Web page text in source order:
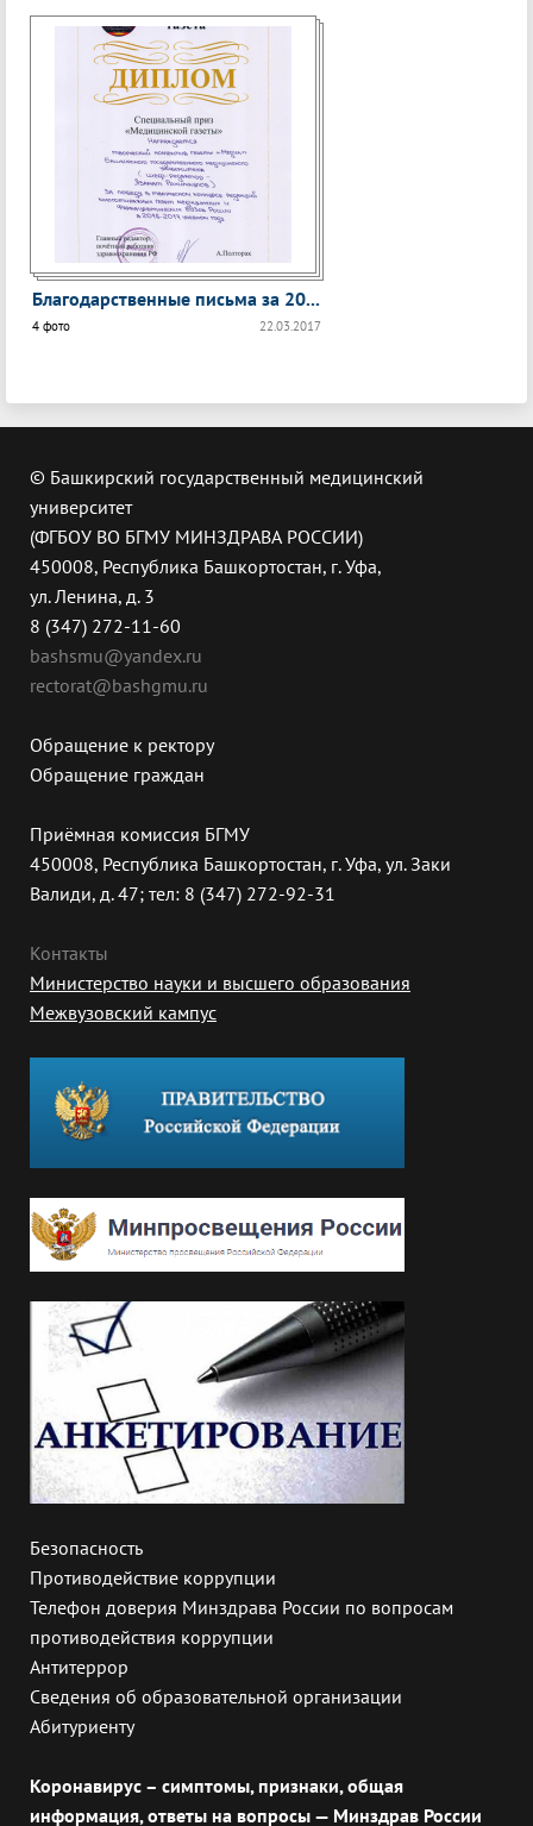
Благодарственные письма за 20...
22.03.2017
4 фото
© Башкирский государственный медицинский
университет
(ФГБОУ ВО БГМУ МИНЗДРАВА РОССИИ)
450008, Республика Башкортостан, г. Уфа,
ул. Ленина, д. 3
8 (347) 272-11-60
bashsmu@yandex.ru
rectorat@bashgmu.ru
Обращение к ректору
Обращение граждан
Приёмная комиссия БГМУ
450008, Республика Башкортостан, г. Уфа, ул. Заки
Валиди, д. 47; тел: 8 (347) 272-92-31
Контакты
Министерство науки и высшего образования
Межвузовский кампус
Безопасность
Противодействие коррупции
Телефон доверия Минздрава России по вопросам
противодействия коррупции
Антитеррор
Сведения об образовательной организации
Абитуриенту
Коронавирус – симптомы, признаки, общая
информация, ответы на вопросы — Минздрав России